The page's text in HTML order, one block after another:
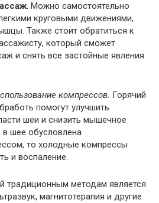
. Можно самостоятельно
круговыми движениями,
Также стоит обратиться к
который сможет
и снять все застойные явления
компрессов. Горячий
помогут улучшить
шеи и снизить мышечное
в шее обусловлена
то холодные компрессы
и воспаление.
традиционным методам является
магнитотерапия и другие